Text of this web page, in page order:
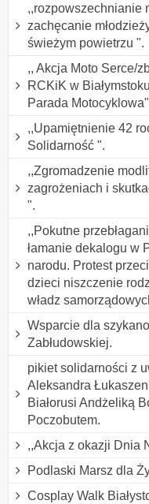
,,rozpowszechnianie
zachęcanie
świeżym powietrzu ".
,, Akcja Moto Serce/
RCKiK w
Parada
,,Upamiętnienie 42
Solidarność ".
,,Zgromadzenie
zagrożeniach i
".
,,Pokutne
łamanie dekalogu w
narodu. Protest
dzieci niszczenie
władz
Wsparcie dla
Zabłudowskiej.
pikiet solidarności z
Aleksandra
Białorusi Andżeliką
Poczobutem.
,,Akcja z okazji Dnia
Podlaski Marsz dla
Cosplay Walk